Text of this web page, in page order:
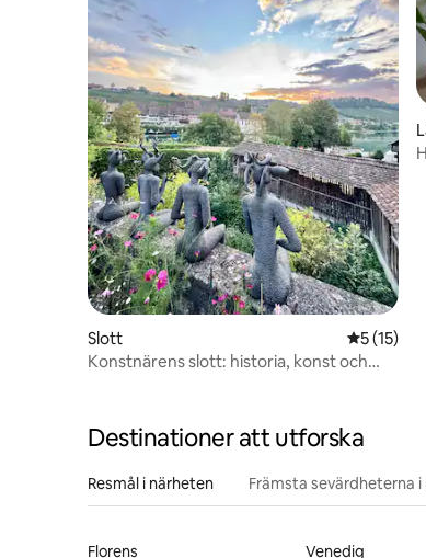
Slott 5 av 5 i
5 (15)
Konstnärens slott: historia, konst och
Destinationer att utforska
Resmål i närheten Främsta sevärdheterna
Florens Venedig